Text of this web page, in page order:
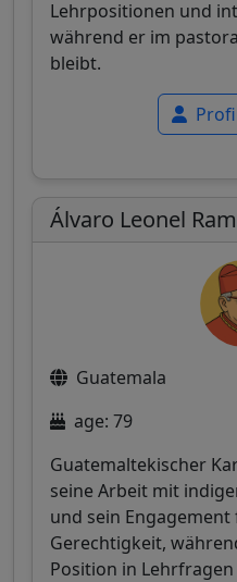
Lehrpositionen und
während er im
bleibt.
Álvaro Leonel
Guatemala
age: 79
Guatemaltekischer
seine Arbeit mit
und sein Engagement
Gerechtigkeit,
Position in